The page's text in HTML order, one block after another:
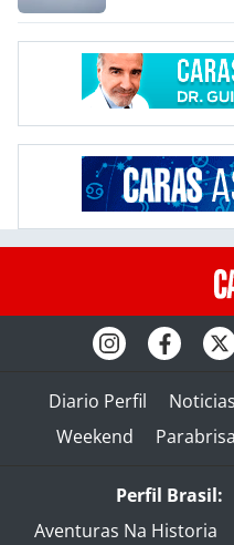
Diario Perfil Noticias
Weekend
Perfil Brasil:
Aventuras Na Historia